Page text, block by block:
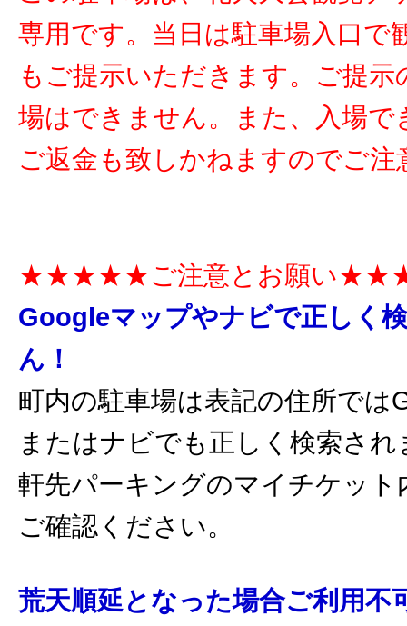
専用です。当日は駐車場入口で
もご提示いただきます。ご提示
場はできません。また、入場で
ご返金も致しかねますのでご注
★★★★★ご注意とお願い
Googleマップやナビで正しく
ん！
町内の駐車場は表記の住所では
またはナビでも正しく検索さ
軒先パーキングのマイチケット
ご確認ください。
荒天順延となった場合ご利用不